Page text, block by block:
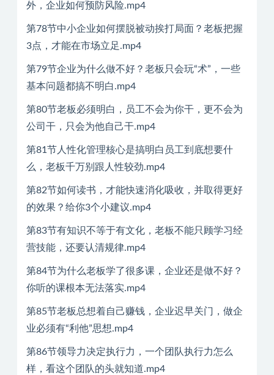
外，企业如何预防风险.mp4
第78节中小企业如何摆脱被动挨打局面？老板把握
3点，才能在市场立足.mp4
第79节企业为什么做不好？老板只会玩“术”，一些
基本问题都搞不明白.mp4
第80节老板必须明白，员工不会为你干，更不会为
公司干，只会为他自己干.mp4
第81节人性化管理核心是搞明白员工到底想要什
么，老板千万别跟人性较劲.mp4
第82节如何读书，才能快速消化吸收，并取得更好
的效果？给你3个小建议.mp4
第83节有知识不等于有文化，老板不能只顾学习经
营技能，还要认清规律.mp4
第84节为什么老板学了很多课，企业还是做不好？
你听的课根本无法落实.mp4
第85节老板总想着自己赚钱，企业迟早关门，做企
业必须有“利他”思想.mp4
第86节领导力决定执行力，一个团队执行力怎么
样，看这个团队的头就知道.mp4